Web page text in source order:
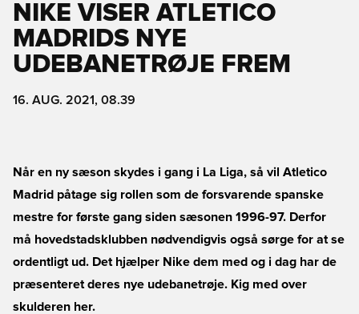
NIKE VISER ATLETICO
MADRIDS NYE
UDEBANETRØJE FREM
16. AUG. 2021, 08.39
Når en ny sæson skydes i gang i La Liga, så vil Atletico
Madrid påtage sig rollen som de forsvarende spanske
mestre for første gang siden sæsonen 1996-97. Derfor
må hovedstadsklubben nødvendigvis også sørge for at se
ordentligt ud. Det hjælper Nike dem med og i dag har de
præsenteret deres nye udebanetrøje. Kig med over
skulderen her.